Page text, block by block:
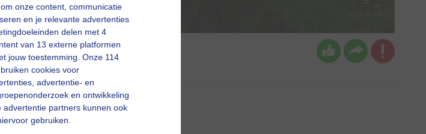
onze content, communicatie
en je relevante advertenties
delen met 4
van 13 externe platformen
jouw toestemming. Onze 114
cookies voor
advertentie- en
en ontwikkeling
advertentie partners kunnen ook
gebruiken.
06-2026, 27x bekeken